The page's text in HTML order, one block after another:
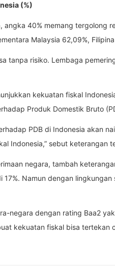
(%)
40% memang tergolong
Malaysia 62,09%,
tanpa risiko. Lembaga
kekuatan fiskal
Produk Domestik Bruto
PDB di Indonesia akan
Indonesia,” sebut keterangan
negara, tambah
Namun dengan
negara dengan rating Baa2
kekuatan fiskal bisa tertekan